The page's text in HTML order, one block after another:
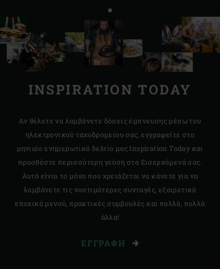
INSPIRATION TODAY
Αν θέλετε να λαμβάνετε δόσεις έμπνευσης μέσω του
ηλεκτρονικού ταχυδρομείου σας, εγγραφείτε στο
μηνιαίο ενημερωτικό δελτίο μας Inspiration Today και
προσθέστε περισσότερη γεύση στα Εισερχόμενά σας.
Αυτό είναι το μόνο που χρειάζεται να κάνετε για να
λαμβάνετε τις νοστιμότερες συνταγές, εξαιρετικά
εποχικά μενού, πρακτικές συμβουλές και πολλά, πολλά
άλλα!
ΕΓΓΡΑΦΉ